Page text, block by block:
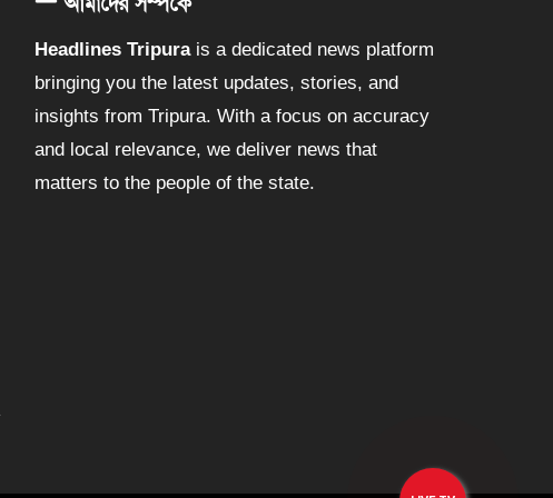
Headlines Tripurais a dedicated news platform
bringing you the latest updates, stories, and
insights from Tripura. With a focus on accuracy
and local relevance, we deliver news that
matters to the people of the state.